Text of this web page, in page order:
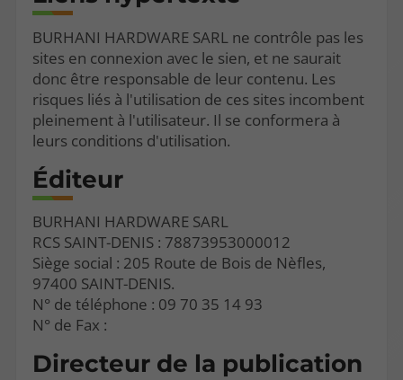
BURHANI HARDWARE SARL ne contrôle pas les
sites en connexion avec le sien, et ne saurait
donc être responsable de leur contenu. Les
risques liés à l'utilisation de ces sites incombent
pleinement à l'utilisateur. Il se conformera à
leurs conditions d'utilisation.
Éditeur
BURHANI HARDWARE SARL
RCS SAINT-DENIS : 78873953000012
Siège social : 205 Route de Bois de Nèfles,
97400 SAINT-DENIS.
N° de téléphone : 09 70 35 14 93
N° de Fax :
Directeur de la publication